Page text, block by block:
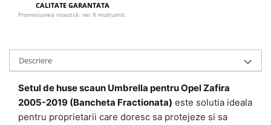
CALITATE GARANTATA
Promisiunea noastră: vei fi mulțumit.
Descriere
Setul de huse scaun Umbrella pentru Opel Zafira
2005-2019 (Bancheta Fractionata) este solutia ideala
pentru proprietarii care doresc sa protejeze si sa